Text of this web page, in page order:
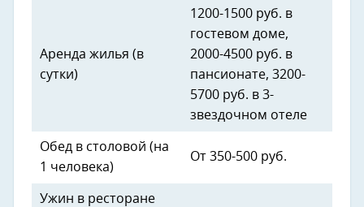
Аренда жилья (в
сутки)
1200-1500 руб. в
гостевом доме,
2000-4500 руб. в
пансионате, 3200-
5700 руб. в 3-
звездочном отеле
Обед в столовой (на
1 человека)
От 350-500 руб.
Ужин в ресторане